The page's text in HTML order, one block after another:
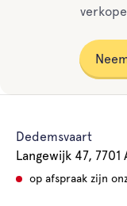
Dedemsvaart
Langewijk 47, 7701
op afspraak zijn